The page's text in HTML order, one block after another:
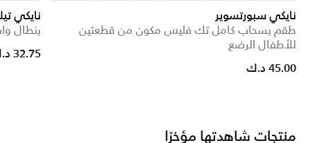
نايكي سبورتسوير
طقم بسحاب كامل تك فليس مكون من قطعتين
للأطفال الرضع
45.00 د.ك
نايكي
بنطال
32.75 د.ك
منتجات شاهدتها مؤخرًا